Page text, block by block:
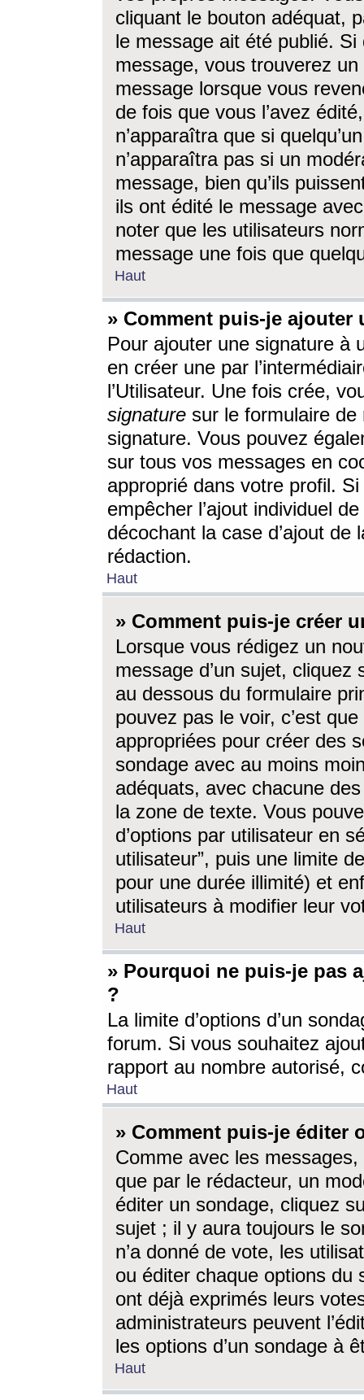
cliquant le bouton adéquat,
le message ait été publié. Si
message, vous trouverez
message lorsque vous
de fois que vous l’avez
n’apparaîtra que si
n’apparaîtra pas si un
message, bien qu’ils
ils ont édité le message
noter que les utilisateurs
message une fois que
Haut
» Comment puis-je ajouter
Pour ajouter une signature à
en créer une par
l’Utilisateur. Une fois crée,
signature sur le formulaire de
signature. Vous pouvez
sur tous vos messages en
approprié dans votre profil.
empêcher l’ajout individuel
décochant la case d’ajout
rédaction.
Haut
» Comment puis-je créer
Lorsque vous rédigez un
message d’un sujet, cliquez
au dessous du formulaire
pouvez pas le voir, c’est
appropriées pour créer des
sondage avec au moins
adéquats, avec chacune
la zone de texte. Vous
d’options par utilisateur en
utilisateur”, puis une limite
pour une durée illimité) et
utilisateurs à modifier leur
Haut
» Pourquoi ne puis-je pas
?
La limite d’options d’un
forum. Si vous souhaitez
rapport au nombre autorisé,
Haut
» Comment puis-je éditer
Comme avec les
que par le rédacteur, un
éditer un sondage, cliquez
sujet ; il y aura toujours le
n’a donné de vote, les
ou éditer chaque options du
ont déjà exprimés leurs
administrateurs peuvent
les options d’un sondage à
Haut